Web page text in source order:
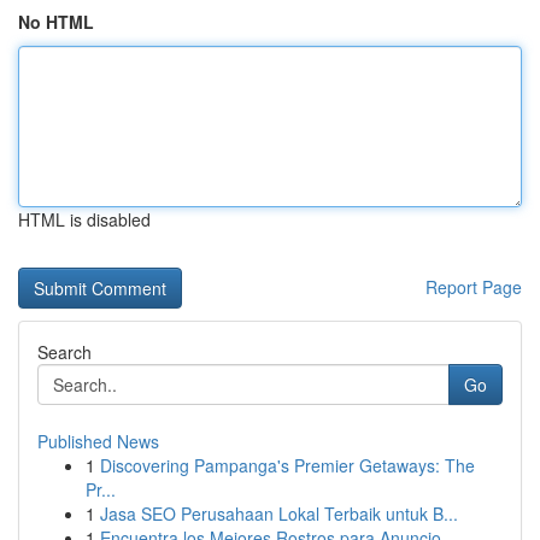
No HTML
HTML is disabled
Report Page
Search
Go
Published News
1 Discovering Pampanga's Premier Getaways: The
Pr...
1 Jasa SEO Perusahaan Lokal Terbaik untuk B...